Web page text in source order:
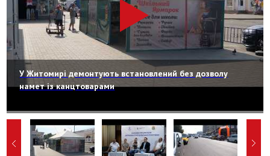
У Житомирі демонтують встановлений без дозволу
намет із канцтоварами